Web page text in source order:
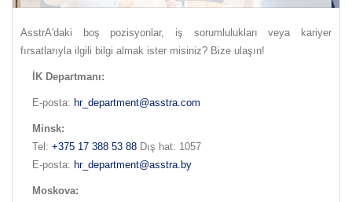
AsstrA'daki boş pozisyonlar, iş sorumlulukları veya kariyer
fırsatlarıyla ilgili bilgi almak ister misiniz? Bize ulaşın!
İK Departmanı:
E-posta: hr_department@asstra.com
Мinsk:
Теl: +375 17 388 53 88 Dış hat: 1057
E-posta: hr_department@asstra.by
Мoskova: